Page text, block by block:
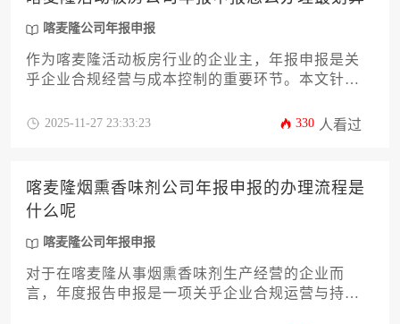
喀麦隆公司年报申报
作为喀麦隆活动板房行业的企业主，年报申报是关
乎企业合规经营与成本控制的重要环节。本文针对
提供一套详尽的实操攻略。内容涵盖从前期资料准
最小的合规成本，确保申报的准确性与及时性，实
现真正的划算办理。
2025-11-27 23:33:23 330 人看过
喀麦隆烟熏香味剂公司年报申报的办理流程是
什么呢
喀麦隆公司年报申报
对于在喀麦隆从事烟熏香味剂生产经营的企业而
言，年度报告申报是一项关乎企业合规运营与持续